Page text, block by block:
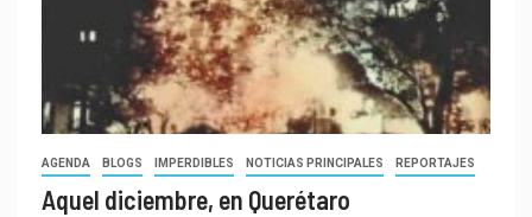
AGENDA BLOGS IMPERDIBLES NOTICIAS PRINCIPALES REPORTAJES
Aquel diciembre, en Querétaro